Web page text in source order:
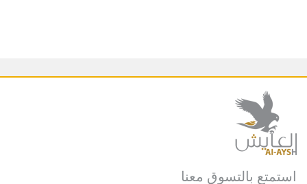
استمتع بالتسوق معنا